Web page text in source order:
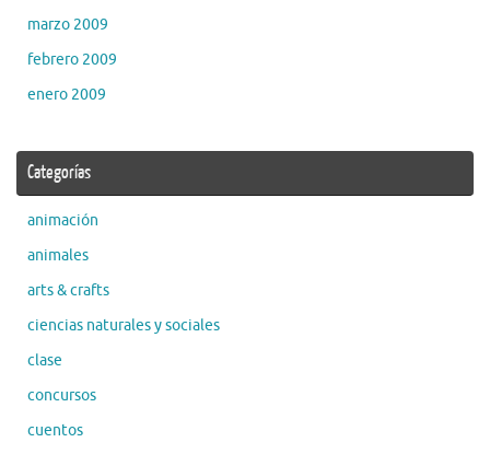
marzo 2009
febrero 2009
enero 2009
Categorías
animación
animales
arts & crafts
ciencias naturales y sociales
clase
concursos
cuentos